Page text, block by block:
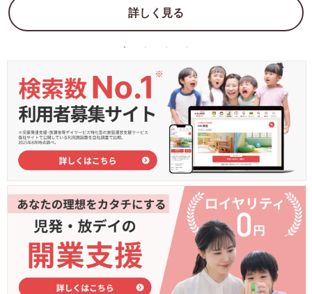
詳しく見る